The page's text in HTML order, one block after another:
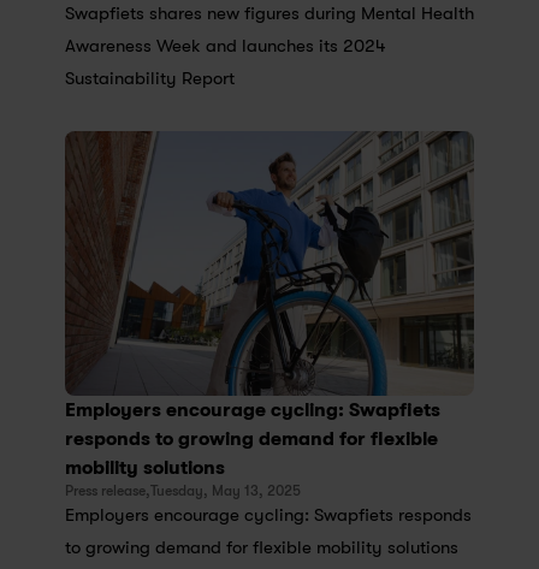
Swapfiets shares new figures during Mental Health
Awareness Week and launches its 2024
Sustainability Report
Employers encourage cycling: Swapfiets
responds to growing demand for flexible
mobility solutions
Press release,Tuesday, May 13, 2025
Employers encourage cycling: Swapfiets responds
to growing demand for flexible mobility solutions